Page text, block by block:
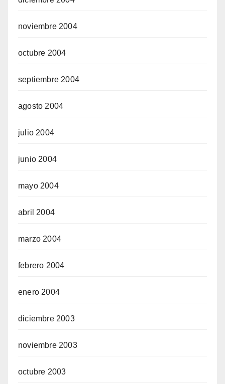
noviembre 2004
octubre 2004
septiembre 2004
agosto 2004
julio 2004
junio 2004
mayo 2004
abril 2004
marzo 2004
febrero 2004
enero 2004
diciembre 2003
noviembre 2003
octubre 2003